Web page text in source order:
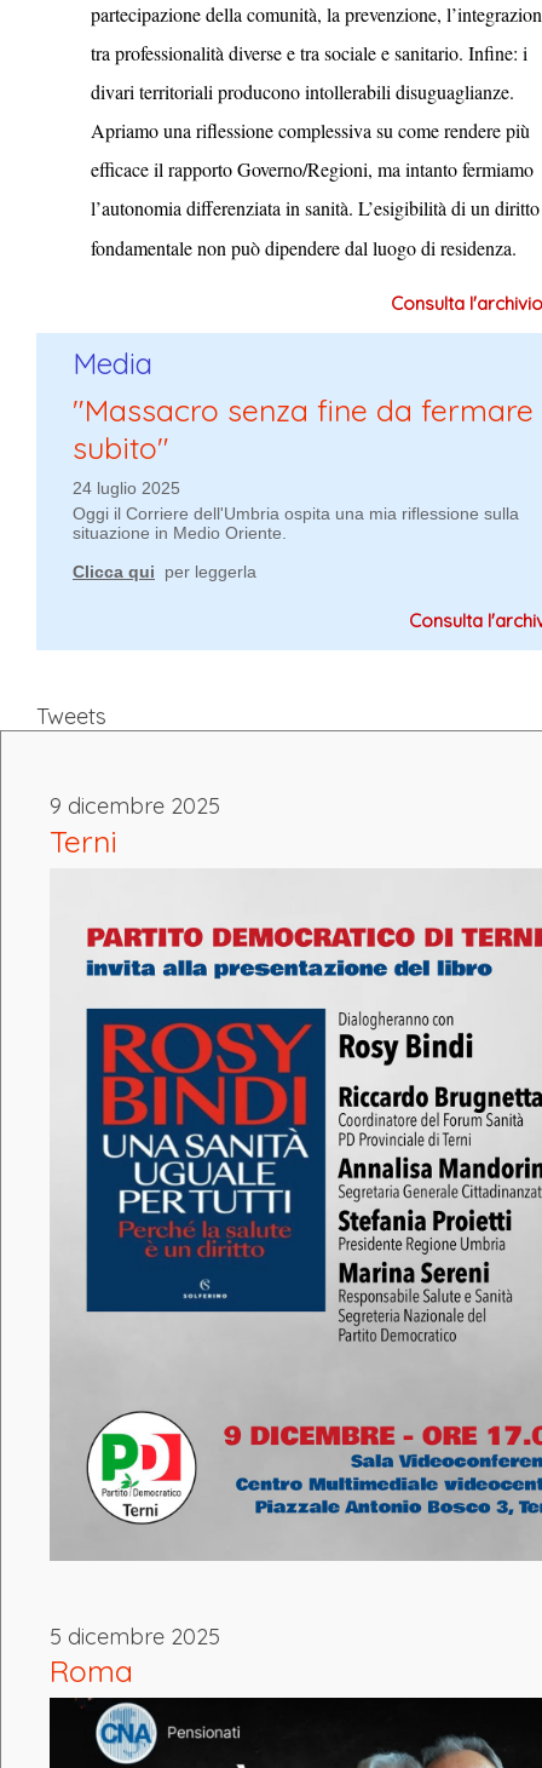
partecipazione della comunità, la prevenzione,
tra professionalità diverse e tra sociale e sanitario. Infine: i
divari territoriali producono intollerabili disuguaglianze.
Apriamo una riflessione complessiva su come rendere più
efficace il rapporto Governo/Regioni, ma intanto fermiamo
l’autonomia differenziata in sanità. L’esigibilità di un diritto
fondamentale non può dipendere dal luogo di residenza.
Consulta l'archivio
Media
"Massacro senza fine da fermare
subito"
24 luglio 2025
Oggi il Corriere dell'Umbria ospita una mia riflessione sulla
situazione in Medio Oriente.
Clicca qui
per leggerla
Consulta
Tweets
9 dicembre 2025
Terni
5 dicembre 2025
Roma